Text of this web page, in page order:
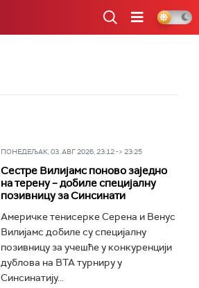
ПОНЕДЕЉАК, 03. АВГ 2026, 23:12 -> 23:25
Сестре Вилијамс поново заједно
на терену – добиле специјалну
позивницу за Синсинати
Америчке тенисерке Серена и Венус
Вилијамс добиле су специјалну
позивницу за учешће у конкуренцији
дублова на ВТА турниру у
Синсинатију...